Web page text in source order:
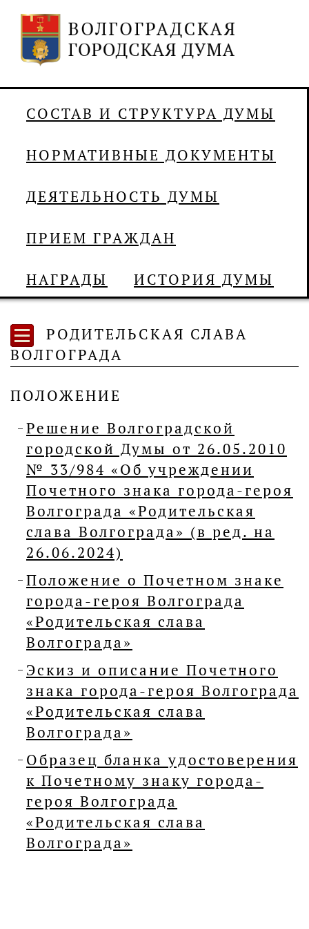
СОСТАВ И СТРУКТУРА ДУМЫ
НОРМАТИВНЫЕ ДОКУМЕНТЫ
ДЕЯТЕЛЬНОСТЬ ДУМЫ
ПРИЕМ ГРАЖДАН
НАГРАДЫ ИСТОРИЯ ДУМЫ
РОДИТЕЛЬСКАЯ СЛАВА
ВОЛГОГРАДА
ПОЛОЖЕНИЕ
Решение Волгоградской
городской Думы от 26.05.2010
№ 33/984 «Об учреждении
Почетного знака города-героя
Волгограда «Родительская
слава Волгограда» (в ред. на
26.06.2024)
Положение о Почетном знаке
города-героя Волгограда
«Родительская слава
Волгограда»
Эскиз и описание Почетного
знака города-героя Волгограда
«Родительская слава
Волгограда»
Образец бланка удостоверения
к Почетному знаку города-
героя Волгограда
«Родительская слава
Волгограда»